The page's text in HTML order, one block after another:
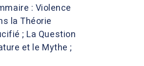
: Violence
la Théorie
; La Question
et le Mythe ;